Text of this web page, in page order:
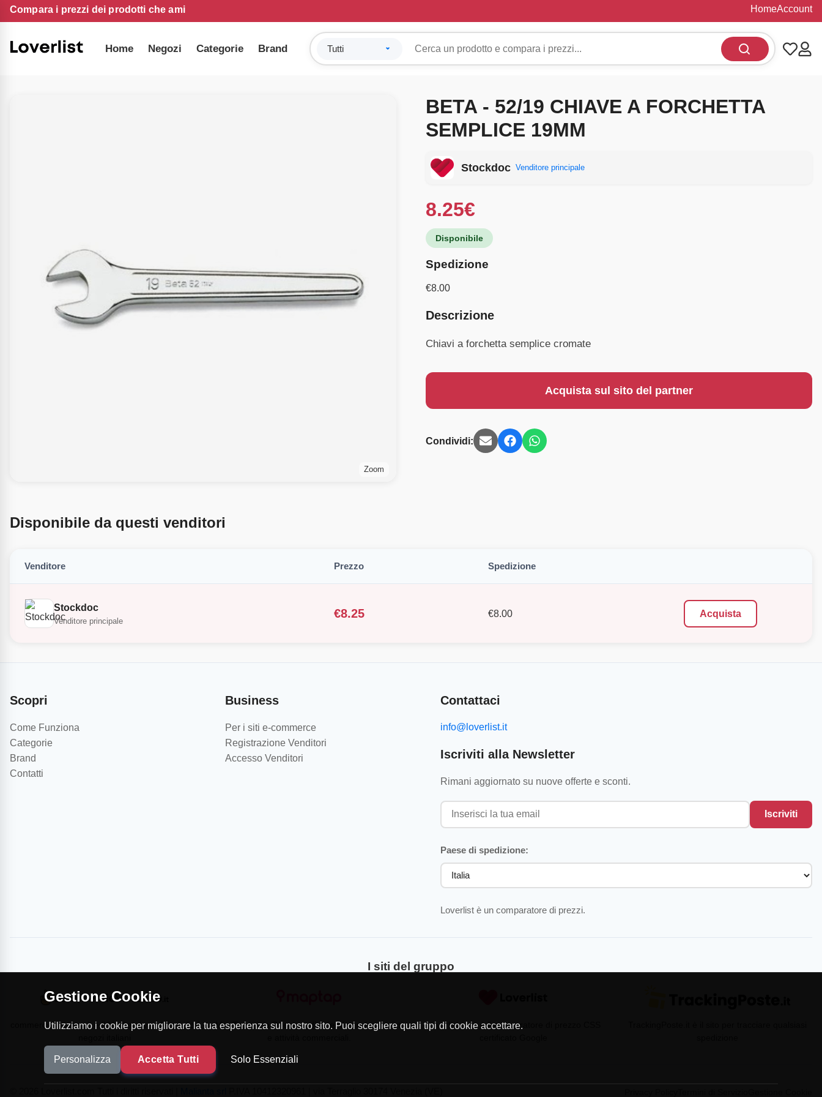
Compara i prezzi dei prodotti che ami HomeAccount
Home Negozi Categorie Brand
Zoom
BETA - 52/19 CHIAVE A FORCHETTA
SEMPLICE 19MM
Stockdoc Venditore principale
8.25€
Disponibile
Spedizione
€8.00
Descrizione
Chiavi a forchetta semplice cromate
Acquista sul sito del partner
Condividi:
Disponibile da questi venditori
Venditore Prezzo Spedizione
Stockdoc
Venditore principale
€8.25 €8.00 Acquista
Scopri
Come Funziona
Categorie
Brand
Contatti
Business
Per i siti e-commerce
Registrazione Venditori
Accesso Venditori
Contattaci
info@loverlist.it
Iscriviti alla Newsletter
Rimani aggiornato su nuove offerte e sconti.
Iscriviti
Paese di spedizione:
Loverlist è un comparatore di prezzi.
I siti del gruppo
commercioVirtuoso.it è il Marketplace dei migliori
MapTap.it è la Directory di aziende professionisti
Loverlist.com è il comparatore di prezzo CSS
Gestione Cookie
Utilizziamo i cookie per migliorare la tua esperienza sul nostro sito. Puoi scegliere quali tipi di cookie accettare.
Personalizza Accetta Tutti Solo Essenziali